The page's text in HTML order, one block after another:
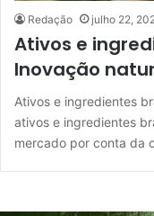
Redação julho 22,
Ativos e
Inovação
Ativos e ingredientes
ativos e ingredientes
mercado por conta da